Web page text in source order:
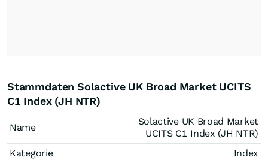
Stammdaten Solactive UK Broad Market UCITS
C1 Index (JH NTR)
Name
Solactive UK Broad Market
UCITS C1 Index (JH NTR)
Kategorie
Index